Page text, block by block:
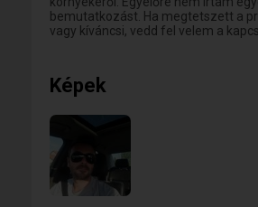
bemutatkozást. Ha megtetszett a
vagy kíváncsi, vedd fel velem a
Képek